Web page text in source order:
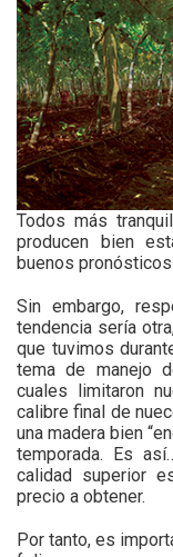
Todos más
producen bien
buenos
Sin embargo,
tendencia sería
que tuvimos
tema de manejo
cuales limitaron
calibre final de
una madera bien
temporada. Es
calidad superior
precio a obtener.
Por tanto, es